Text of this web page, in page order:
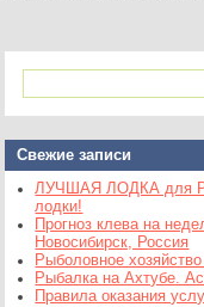
Свежие записи
ЛУЧШАЯ ЛОДКА для
лодки!
Прогноз клева на
Новосибирск, Россия
Рыболовное
Рыбалка на Ахтубе.
Правила оказания